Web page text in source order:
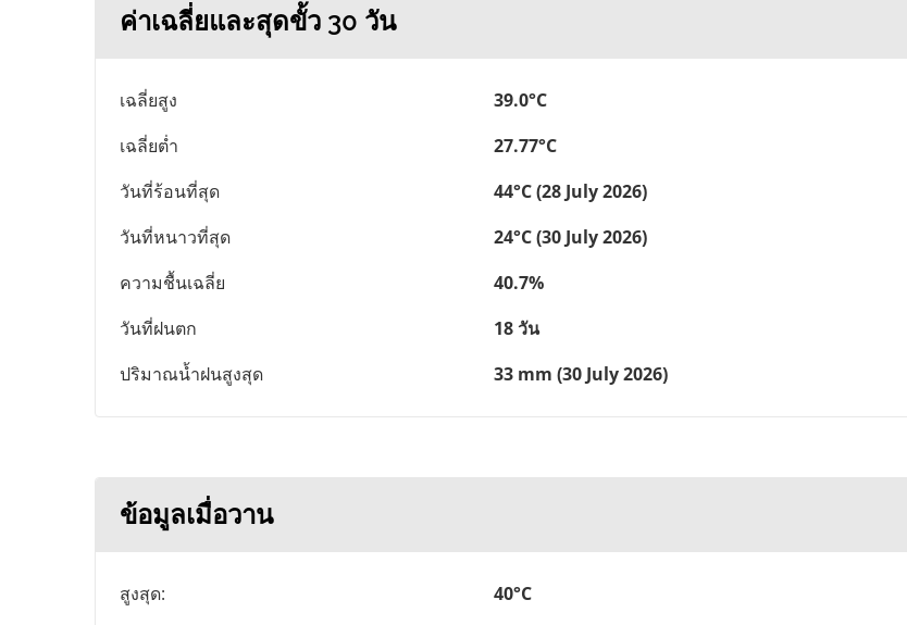
ค่าเฉลี่ยและสุดขั้ว 30 วัน
เฉลี่ยสูง
39.0°C
เฉลี่ยต่ำ
27.77°C
วันที่ร้อนที่สุด
44°C (28 July 2026)
วันที่หนาวที่สุด
24°C (30 July 2026)
ความชื้นเฉลี่ย
40.7%
วันที่ฝนตก
18 วัน
ปริมาณน้ำฝนสูงสุด
33 mm (30 July 2026)
ข้อมูลเมื่อวาน
สูงสุด:
40°C